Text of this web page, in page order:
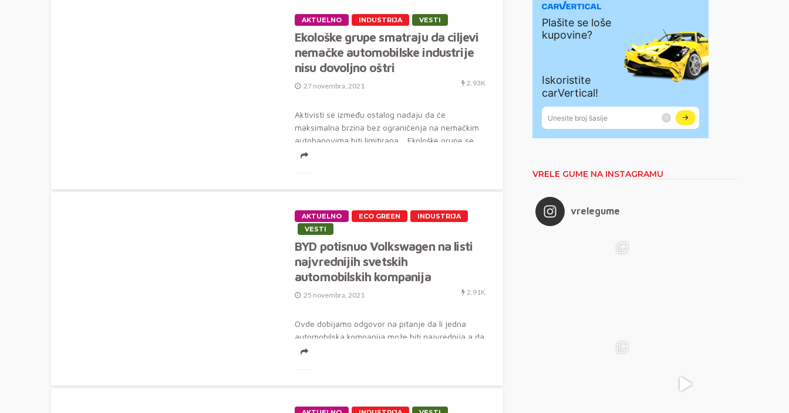
AKTUELNO INDUSTRIJA VESTI
Ekološke grupe smatraju da ciljevi
nemačke automobilske industrije
nisu dovoljno oštri
27 novembra, 2021 2.93K
Aktivisti se između ostalog nadaju da će
maksimalna brzina bez ograničenja na nemačkim
autobanovima biti limitirana. Ekološke grupe se...
AKTUELNO ECO GREEN
INDUSTRIJA
VESTI
BYD potisnuo Volkswagen na listi
najvrednijih svetskih
automobilskih kompanija
25 novembra, 2021 2.91K
Ovde dobijamo odgovor na pitanje da li jedna
automobilska kompanija može biti najvrednija a da
nema globalno prisustvo. Vremena...
VRELE GUME NA INSTAGRAMU
vrelegume